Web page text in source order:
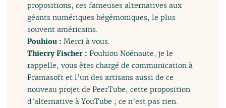
propositions, ces fameuses alternatives aux
géants numériques hégémoniques, le plus
souvent américains.
Pouhiou :Merci à vous.
Thierry Fischer :Pouhiou Noénaute, je le
rappelle, vous êtes chargé de communication à
Framasoft et l’un des artisans aussi de ce
nouveau projet de PeerTube, cette proposition
d’alternative à YouTube ; ce n’est pas rien.